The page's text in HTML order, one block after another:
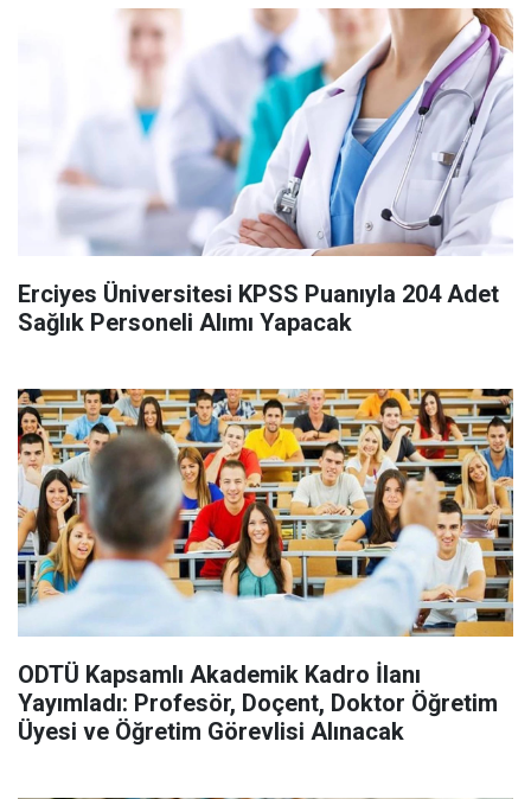
Erciyes Üniversitesi KPSS Puanıyla 204 Adet
Sağlık Personeli Alımı Yapacak
ODTÜ Kapsamlı Akademik Kadro İlanı
Yayımladı: Profesör, Doçent, Doktor Öğretim
Üyesi ve Öğretim Görevlisi Alınacak